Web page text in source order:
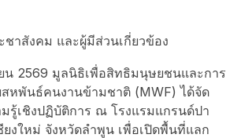
ชาสังคม และผู้มีส่วนเกี่ยวข้อง
น 2569 มูลนิธิเพื่อสิทธิมนุษยชนและการ
หพันธ์คนงานข้ามชาติ (MWF) ได้จัด
รู้เชิงปฏิบัติการ ณ โรงแรมแกรนด์ปา
งใหม่ จังหวัดลำพูน เพื่อเปิดพื้นที่แลก